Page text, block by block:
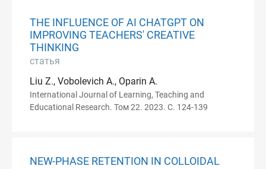
THE INFLUENCE OF AI CHATGPT ON
IMPROVING TEACHERS' CREATIVE
THINKING
статья
Liu Z., Vobolevich A., Oparin A.
International Journal of Learning, Teaching and
Educational Research. Том 22. 2023. С. 124-139
NEW-PHASE RETENTION IN COLLOIDAL